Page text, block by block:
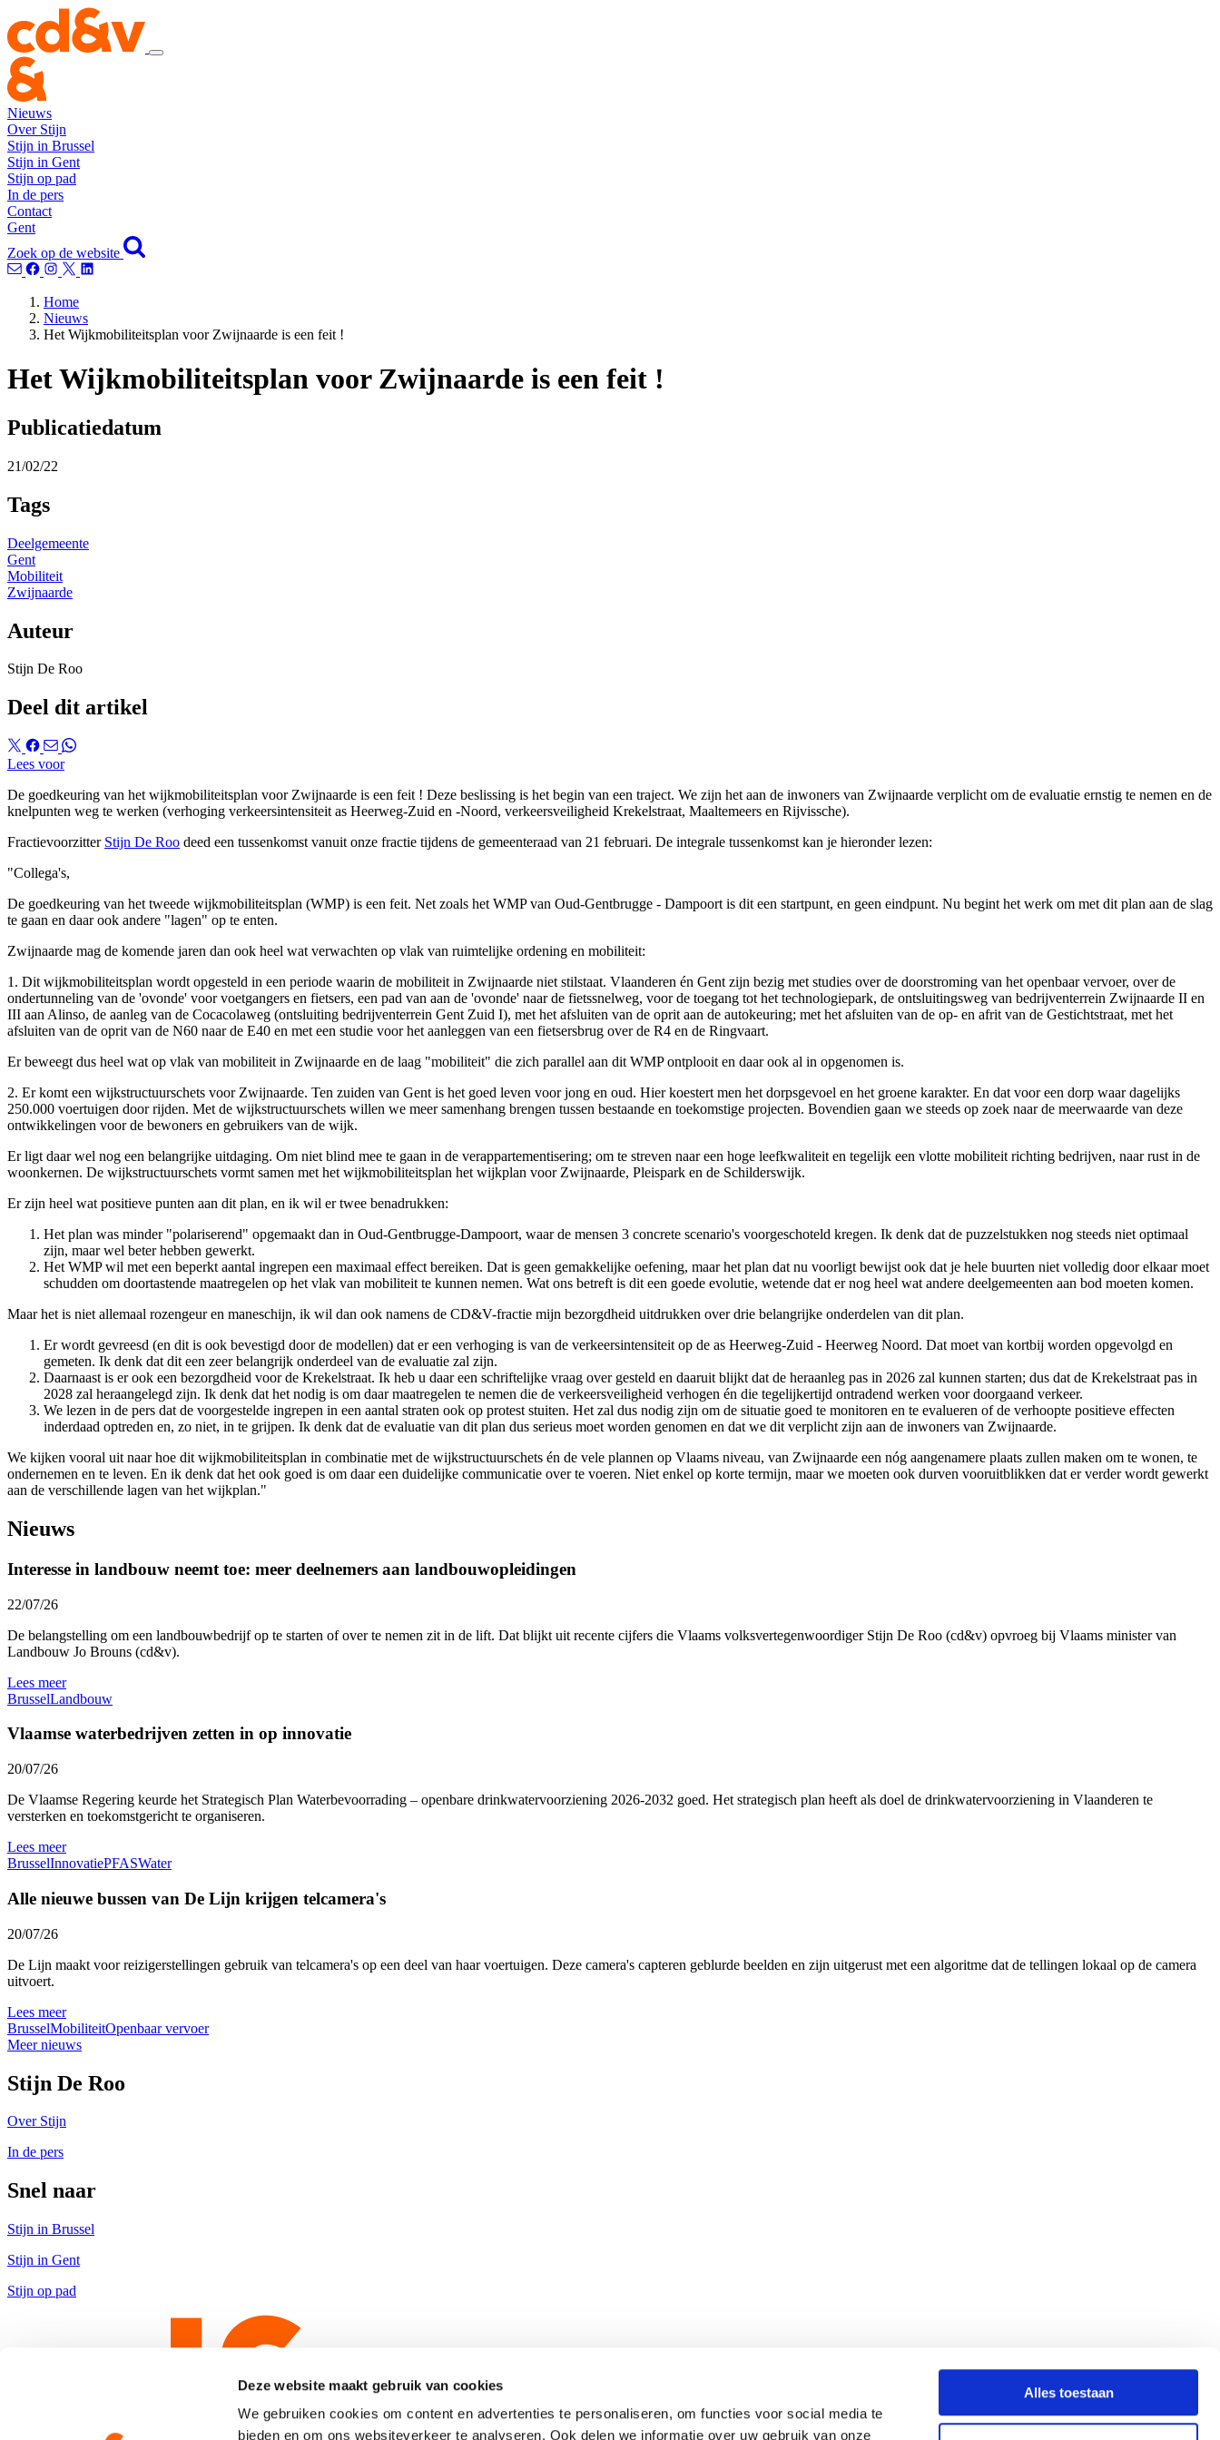
Deze website maakt gebruik van cookies
We gebruiken cookies om content en advertenties te personaliseren, om functies voor social media te
bieden en om ons websiteverkeer te analyseren. Ook delen we informatie over uw gebruik van onze
Alles toestaan
Nieuws
Over Stijn
Stijn in Brussel
Stijn in Gent
Stijn op pad
In de pers
Contact
Gent
Zoek op de website
Home
Nieuws
Het Wijkmobiliteitsplan voor Zwijnaarde is een feit !
Het Wijkmobiliteitsplan voor Zwijnaarde is een feit !
Publicatiedatum
21/02/22
Tags
Deelgemeente
Gent
Mobiliteit
Zwijnaarde
Auteur
Stijn De Roo
Deel dit artikel
Lees voor
De goedkeuring van het wijkmobiliteitsplan voor Zwijnaarde is een feit ! Deze beslissing is het begin van een traject. We zijn het aan de inwoners van Zwijnaarde verplicht om de evaluatie ernstig te nemen en de
knelpunten weg te werken (verhoging verkeersintensiteit as Heerweg-Zuid en -Noord, verkeersveiligheid Krekelstraat, Maaltemeers en Rijvissche).
Fractievoorzitter Stijn De Roo deed een tussenkomst vanuit onze fractie tijdens de gemeenteraad van 21 februari. De integrale tussenkomst kan je hieronder lezen:
"Collega's,
De goedkeuring van het tweede wijkmobiliteitsplan (WMP) is een feit. Net zoals het WMP van Oud-Gentbrugge - Dampoort is dit een startpunt, en geen eindpunt. Nu begint het werk om met dit plan aan de slag
te gaan en daar ook andere "lagen" op te enten.
Zwijnaarde mag de komende jaren dan ook heel wat verwachten op vlak van ruimtelijke ordening en mobiliteit:
1. Dit wijkmobiliteitsplan wordt opgesteld in een periode waarin de mobiliteit in Zwijnaarde niet stilstaat. Vlaanderen én Gent zijn bezig met studies over de doorstroming van het openbaar vervoer, over de
ondertunneling van de 'ovonde' voor voetgangers en fietsers, een pad van aan de 'ovonde' naar de fietssnelweg, voor de toegang tot het technologiepark, de ontsluitingsweg van bedrijventerrein Zwijnaarde II en
III aan Alinso, de aanleg van de Cocacolaweg (ontsluiting bedrijventerrein Gent Zuid I), met het afsluiten van de oprit aan de autokeuring; met het afsluiten van de op- en afrit van de Gestichtstraat, met het
afsluiten van de oprit van de N60 naar de E40 en met een studie voor het aanleggen van een fietsersbrug over de R4 en de Ringvaart.
Er beweegt dus heel wat op vlak van mobiliteit in Zwijnaarde en de laag "mobiliteit" die zich parallel aan dit WMP ontplooit en daar ook al in opgenomen is.
2. Er komt een wijkstructuurschets voor Zwijnaarde. Ten zuiden van Gent is het goed leven voor jong en oud. Hier koestert men het dorpsgevoel en het groene karakter. En dat voor een dorp waar dagelijks
250.000 voertuigen door rijden. Met de wijkstructuurschets willen we meer samenhang brengen tussen bestaande en toekomstige projecten. Bovendien gaan we steeds op zoek naar de meerwaarde van deze
ontwikkelingen voor de bewoners en gebruikers van de wijk.
Er ligt daar wel nog een belangrijke uitdaging. Om niet blind mee te gaan in de verappartementisering; om te streven naar een hoge leefkwaliteit en tegelijk een vlotte mobiliteit richting bedrijven, naar rust in de
woonkernen. De wijkstructuurschets vormt samen met het wijkmobiliteitsplan het wijkplan voor Zwijnaarde, Pleispark en de Schilderswijk.
Er zijn heel wat positieve punten aan dit plan, en ik wil er twee benadrukken:
Het plan was minder "polariserend" opgemaakt dan in Oud-Gentbrugge-Dampoort, waar de mensen 3 concrete scenario's voorgeschoteld kregen. Ik denk dat de puzzelstukken nog steeds niet optimaal
zijn, maar wel beter hebben gewerkt.
Het WMP wil met een beperkt aantal ingrepen een maximaal effect bereiken. Dat is geen gemakkelijke oefening, maar het plan dat nu voorligt bewijst ook dat je hele buurten niet volledig door elkaar moet
schudden om doortastende maatregelen op het vlak van mobiliteit te kunnen nemen. Wat ons betreft is dit een goede evolutie, wetende dat er nog heel wat andere deelgemeenten aan bod moeten komen.
Maar het is niet allemaal rozengeur en maneschijn, ik wil dan ook namens de CD&V-fractie mijn bezorgdheid uitdrukken over drie belangrijke onderdelen van dit plan.
Er wordt gevreesd (en dit is ook bevestigd door de modellen) dat er een verhoging is van de verkeersintensiteit op de as Heerweg-Zuid - Heerweg Noord. Dat moet van kortbij worden opgevolgd en
gemeten. Ik denk dat dit een zeer belangrijk onderdeel van de evaluatie zal zijn.
Daarnaast is er ook een bezorgdheid voor de Krekelstraat. Ik heb u daar een schriftelijke vraag over gesteld en daaruit blijkt dat de heraanleg pas in 2026 zal kunnen starten; dus dat de Krekelstraat pas in
2028 zal heraangelegd zijn. Ik denk dat het nodig is om daar maatregelen te nemen die de verkeersveiligheid verhogen én die tegelijkertijd ontradend werken voor doorgaand verkeer.
We lezen in de pers dat de voorgestelde ingrepen in een aantal straten ook op protest stuiten. Het zal dus nodig zijn om de situatie goed te monitoren en te evalueren of de verhoopte positieve effecten
inderdaad optreden en, zo niet, in te grijpen. Ik denk dat de evaluatie van dit plan dus serieus moet worden genomen en dat we dit verplicht zijn aan de inwoners van Zwijnaarde.
We kijken vooral uit naar hoe dit wijkmobiliteitsplan in combinatie met de wijkstructuurschets én de vele plannen op Vlaams niveau, van Zwijnaarde een nóg aangenamere plaats zullen maken om te wonen, te
ondernemen en te leven. En ik denk dat het ook goed is om daar een duidelijke communicatie over te voeren. Niet enkel op korte termijn, maar we moeten ook durven vooruitblikken dat er verder wordt gewerkt
aan de verschillende lagen van het wijkplan."
Nieuws
Interesse in landbouw neemt toe: meer deelnemers aan landbouwopleidingen
22/07/26
De belangstelling om een landbouwbedrijf op te starten of over te nemen zit in de lift. Dat blijkt uit recente cijfers die Vlaams volksvertegenwoordiger Stijn De Roo (cd&v) opvroeg bij Vlaams minister van
Landbouw Jo Brouns (cd&v).
Lees meer
BrusselLandbouw
Vlaamse waterbedrijven zetten in op innovatie
20/07/26
De Vlaamse Regering keurde het Strategisch Plan Waterbevoorrading – openbare drinkwatervoorziening 2026-2032 goed. Het strategisch plan heeft als doel de drinkwatervoorziening in Vlaanderen te
versterken en toekomstgericht te organiseren.
Lees meer
BrusselInnovatiePFASWater
Alle nieuwe bussen van De Lijn krijgen telcamera's
20/07/26
De Lijn maakt voor reizigerstellingen gebruik van telcamera's op een deel van haar voertuigen. Deze camera's capteren geblurde beelden en zijn uitgerust met een algoritme dat de tellingen lokaal op de camera
uitvoert.
Lees meer
BrusselMobiliteitOpenbaar vervoer
Meer nieuws
Stijn De Roo
Over Stijn
In de pers
Snel naar
Stijn in Brussel
Stijn in Gent
Stijn op pad